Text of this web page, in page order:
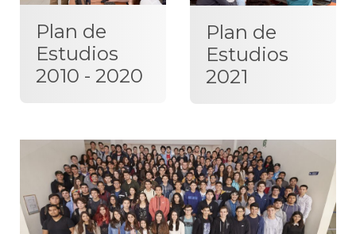
Plan de
Estudios
2010 - 2020
Plan de
Estudios
2021